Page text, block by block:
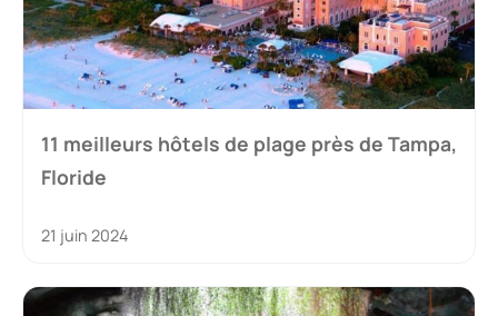
11 meilleurs hôtels de plage près de Tampa,
Floride
21 juin 2024